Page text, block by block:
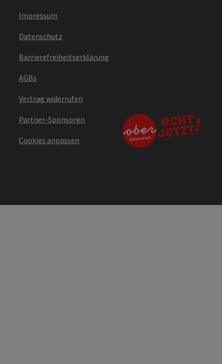
Impressum
Datenschutz
Barrierefreiheitserklärung
AGBs
Vertrag widerrufen
Partner-Sponsoren
Cookies anpassen